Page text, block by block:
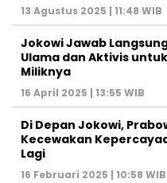
13 Agustus 2025 | 11:48 WIB
Jokowi Jawab
Ulama dan Aktivis
Miliknya
16 April 2025 | 13:55 WIB
Di Depan Jokowi,
Kecewakan
Lagi
16 Februari 2025 | 10:58 WIB